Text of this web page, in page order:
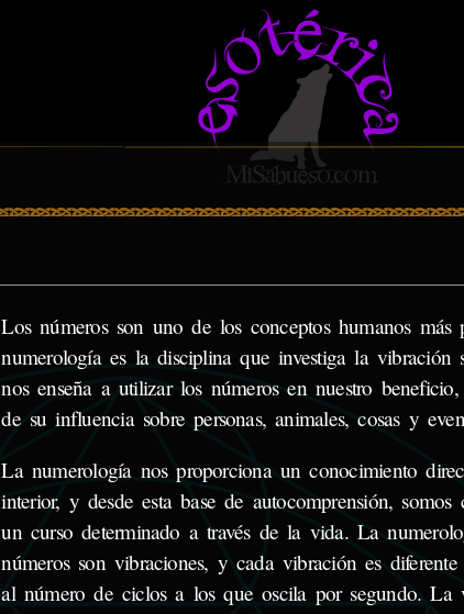
Los números son uno de los conceptos humanos más
numerología es la disciplina que investiga la vibración
nos enseña a utilizar los números en nuestro
de su influencia sobre personas, animales, cosas y
La numerología nos proporciona un conocimiento
interior, y desde esta base de autocomprensión, somos
un curso determinado a través de la vida. La
números son vibraciones, y cada vibración es
al número de ciclos a los que oscila por segundo. La